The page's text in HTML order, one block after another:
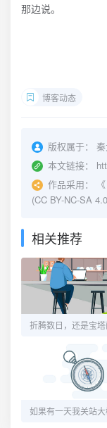
那边说。
博客动态
版权属于：
本文链接：
作品采用：
《
(CC BY-NC-SA
相关推荐